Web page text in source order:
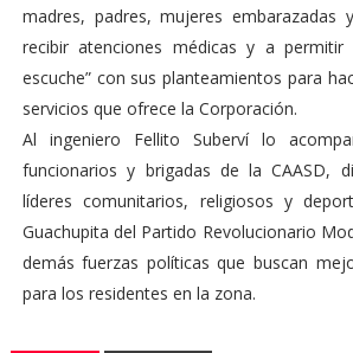
madres, padres, mujeres embarazadas
recibir atenciones médicas y a permitir
escuche” con sus planteamientos para
servicios que ofrece la Corporación.
Al ingeniero Fellito Suberví lo
funcionarios y brigadas de la CAASD,
líderes comunitarios, religiosos y
Guachupita del Partido Revolucionario
demás fuerzas políticas que buscan
para los residentes en la zona.